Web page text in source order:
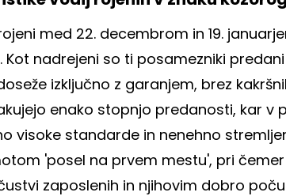
med 22. decembrom in 19.
. Kot nadrejeni so ti posamezniki
izključno z garanjem, brez
enako stopnjo predanosti, kar
visoke standarde in nenehno
'posel na prvem mestu', pri
zaposlenih in njihovim dobro